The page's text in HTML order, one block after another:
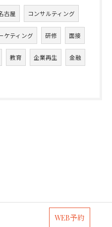
古屋 コンサルティング
ケティング 研修 面接
教育 企業再生 金融
WEB予約